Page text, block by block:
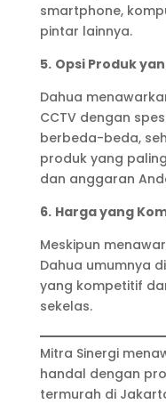
smartphone,
pintar lainnya.
5. Opsi Produk
Dahua
CCTV dengan
berbeda-beda,
produk yang
dan anggaran
6. Harga yang
Meskipun
Dahua umumnya
yang kompetitif
sekelas.
Mitra Sinergi
handal dengan
termurah di